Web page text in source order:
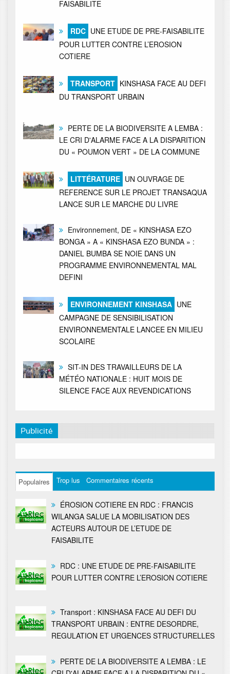
FAISABILITE
RDC UNE ETUDE DE PRE-FAISABILITE
POUR LUTTER CONTRE L’EROSION
COTIERE
TRANSPORT KINSHASA FACE AU DEFI
DU TRANSPORT URBAIN
PERTE DE LA BIODIVERSITE A LEMBA :
LE CRI D'ALARME FACE A LA DISPARITION
DU « POUMON VERT » DE LA COMMUNE
LITTÉRATURE UN OUVRAGE DE
REFERENCE SUR LE PROJET TRANSAQUA
LANCE SUR LE MARCHE DU LIVRE
Environnement, DE « KINSHASA EZO
BONGA » A « KINSHASA EZO BUNDA » :
DANIEL BUMBA SE NOIE DANS UN
PROGRAMME ENVIRONNEMENTAL MAL
DEFINI
ENVIRONNEMENT KINSHASA UNE
CAMPAGNE DE SENSIBILISATION
ENVIRONNEMENTALE LANCEE EN MILIEU
SCOLAIRE
SIT-IN DES TRAVAILLEURS DE LA
MÉTÉO NATIONALE : HUIT MOIS DE
SILENCE FACE AUX REVENDICATIONS
Publicité
Populaires Trop lus Commentaires récents
ÉROSION COTIERE EN RDC : FRANCIS
WILANGA SALUE LA MOBILISATION DES
ACTEURS AUTOUR DE L’ETUDE DE
FAISABILITE
RDC : UNE ETUDE DE PRE-FAISABILITE
POUR LUTTER CONTRE L’EROSION COTIERE
Transport : KINSHASA FACE AU DEFI DU
TRANSPORT URBAIN : ENTRE DESORDRE,
REGULATION ET URGENCES STRUCTURELLES
PERTE DE LA BIODIVERSITE A LEMBA : LE